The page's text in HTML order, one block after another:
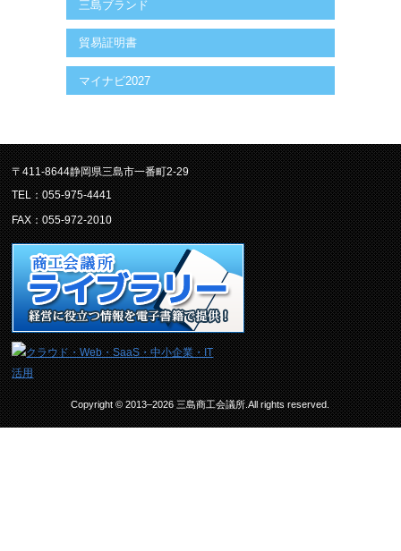
三島ブランド
貿易証明書
マイナビ2027
〒411-8644静岡県三島市一番町2-29
TEL：055-975-4441
FAX：055-972-2010
Copyright © 2013–2026 三島商工会議所.All rights reserved.